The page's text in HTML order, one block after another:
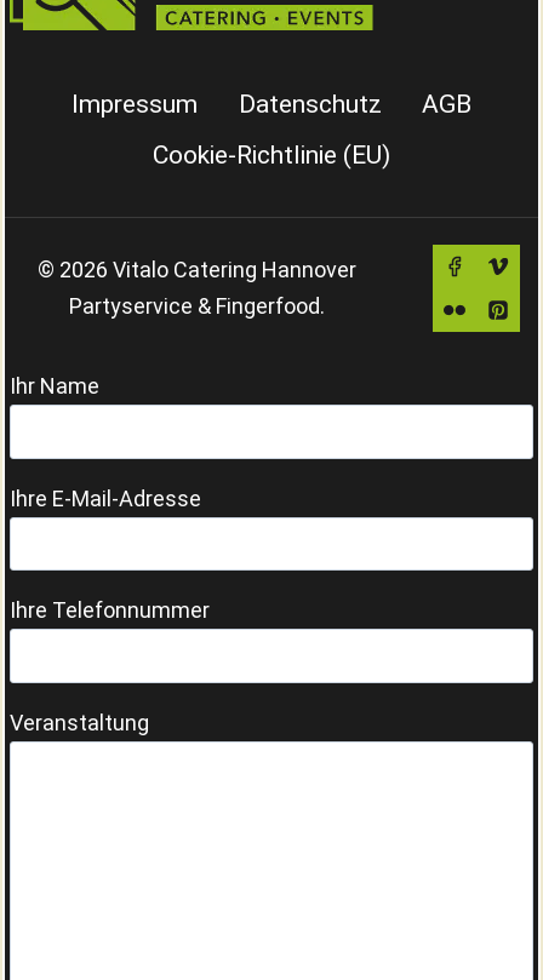
Impressum Datenschutz
AGB
Cookie-Richtlinie (EU)
© 2026 Vitalo Catering Hannover
Partyservice & Fingerfood.
Ihr Name
Ihre E-Mail-Adresse
Ihre Telefonnummer
Veranstaltung